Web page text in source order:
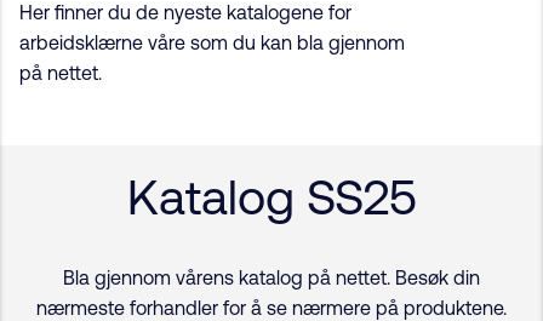
Her finner du de nyeste katalogene for
arbeidsklærne våre som du kan bla gjennom
på nettet.
Katalog SS25
Bla gjennom vårens katalog på nettet. Besøk din
nærmeste forhandler for å se nærmere på produktene.